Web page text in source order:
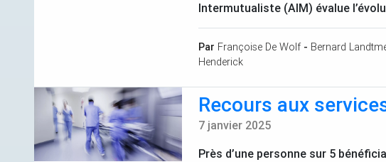
Intermutualiste (AIM) évalue
Par Françoise De Wolf- Bernard
Henderick
Recours aux
7 janvier 2025
Près d’une personne sur 5